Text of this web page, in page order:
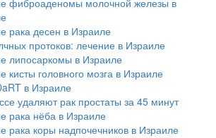
рака десен в Израиле
протоков: лечение в Израиле
липосаркомы в Израиле
кисты головного мозга в Израиле
в Израиле
удаляют рак простаты за 45 минут
рака нёба в Израиле
рака коры надпочечников в Израиле